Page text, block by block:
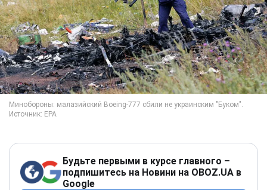
Будьте первыми в курсе главного –
подпишитесь на Новини на OBOZ.UA в
Google